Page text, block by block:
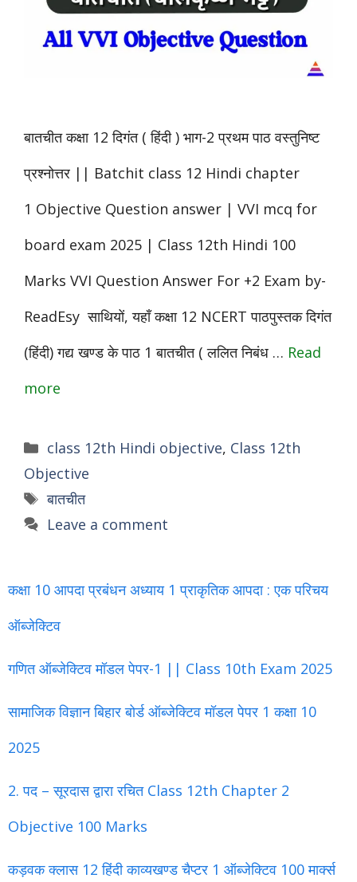
बातचीत कक्षा 12 दिगंत ( हिंदी ) भाग-2 प्रथम पाठ वस्तुनिष्ट
प्रश्नोत्तर || Batchit class 12 Hindi chapter
1 Objective Question answer | VVI mcq for
board exam 2025 | Class 12th Hindi 100
Marks VVI Question Answer For +2 Exam by-
ReadEsy साथियों, यहाँ कक्षा 12 NCERT पाठपुस्तक दिगंत
(हिंदी) गद्य खण्ड के पाठ 1 बातचीत ( ललित निबंध … Read
more
Categories
class 12th Hindi objective, Class 12th
Objective
Tags
बातचीत
Leave a comment
कक्षा 10 आपदा प्रबंधन अध्याय 1 प्राकृतिक आपदा : एक परिचय
ऑब्जेक्टिव
गणित ऑब्जेक्टिव मॉडल पेपर-1 || Class 10th Exam 2025
सामाजिक विज्ञान बिहार बोर्ड ऑब्जेक्टिव मॉडल पेपर 1 कक्षा 10
2025
2. पद – सूरदास द्वारा रचित Class 12th Chapter 2
Objective 100 Marks
कड़वक क्लास 12 हिंदी काव्यखण्ड चैप्टर 1 ऑब्जेक्टिव 100 मार्क्स